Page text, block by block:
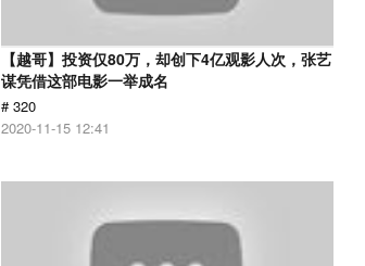
【越哥】投资仅80万，却创下4亿观影人次，张艺
谋凭借这部电影一举成名
# 320
2020-11-15 12:41